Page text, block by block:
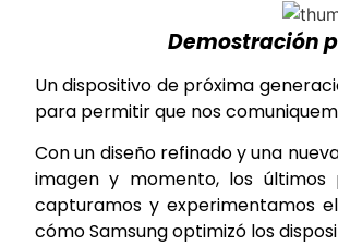
Demostración
Un dispositivo de próxima
para permitir que nos
Con un diseño refinado y una
imagen y momento, los
capturamos y experimentamos
cómo Samsung optimizó los